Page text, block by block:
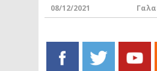
08/12/2021